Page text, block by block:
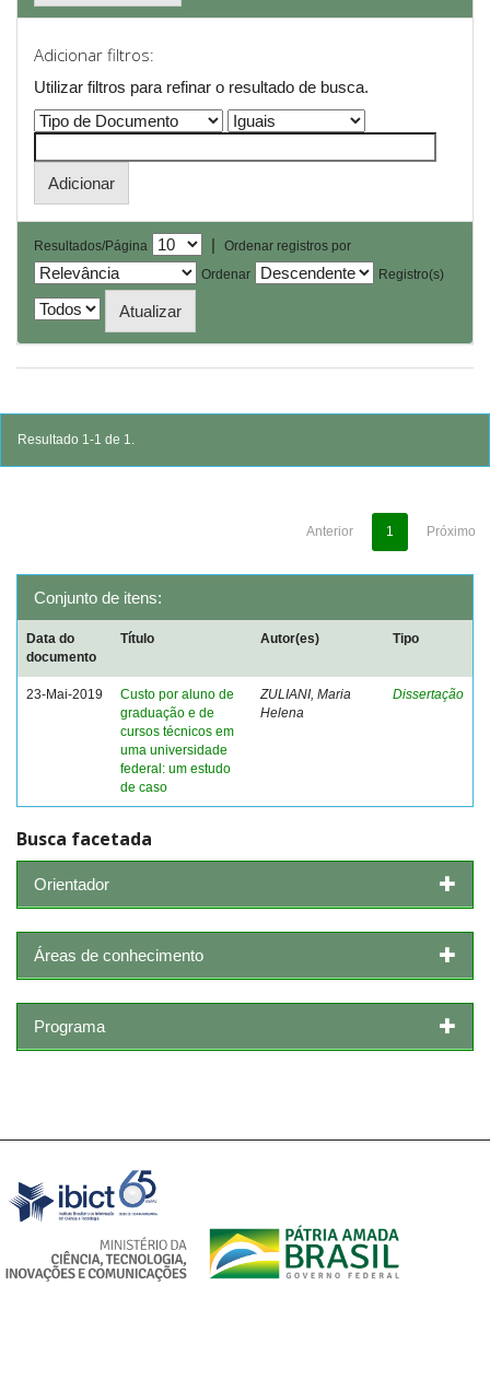
Adicionar filtros:
Utilizar filtros para refinar o resultado de busca.
Resultados/Página |
Ordenar registros por
Ordenar
Registro(s)
Resultado 1-1 de 1.
Anterior 1 Próximo
Conjunto de itens:
Data do
documento
Título Autor(es) Tipo
23-Mai-2019
Custo por aluno de
graduação e de
cursos técnicos em
uma universidade
federal: um estudo
de caso
ZULIANI, Maria
Helena
Dissertação
Busca facetada
Orientador
Áreas de conhecimento
Programa